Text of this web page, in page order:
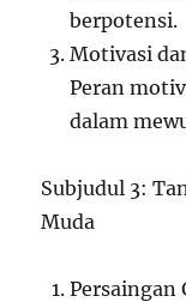
berpotensi.
Motivasi
Peran
dalam
Subjudul 3:
Muda
Persaingan